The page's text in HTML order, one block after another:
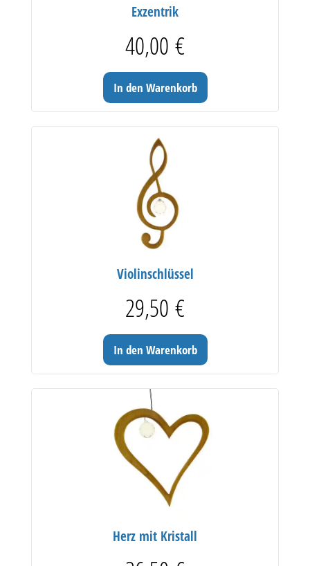
Exzentrik
40,00 €
In den Warenkorb
Violinschlüssel
29,50 €
In den Warenkorb
Herz mit Kristall